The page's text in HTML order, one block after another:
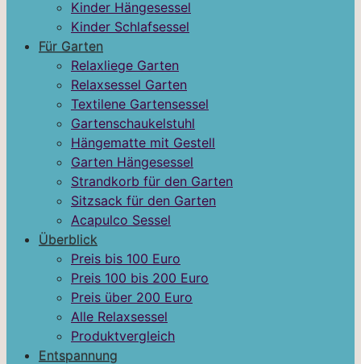
Kinder Hängesessel
Kinder Schlafsessel
Für Garten
Relaxliege Garten
Relaxsessel Garten
Textilene Gartensessel
Gartenschaukelstuhl
Hängematte mit Gestell
Garten Hängesessel
Strandkorb für den Garten
Sitzsack für den Garten
Acapulco Sessel
Überblick
Preis bis 100 Euro
Preis 100 bis 200 Euro
Preis über 200 Euro
Alle Relaxsessel
Produktvergleich
Entspannung